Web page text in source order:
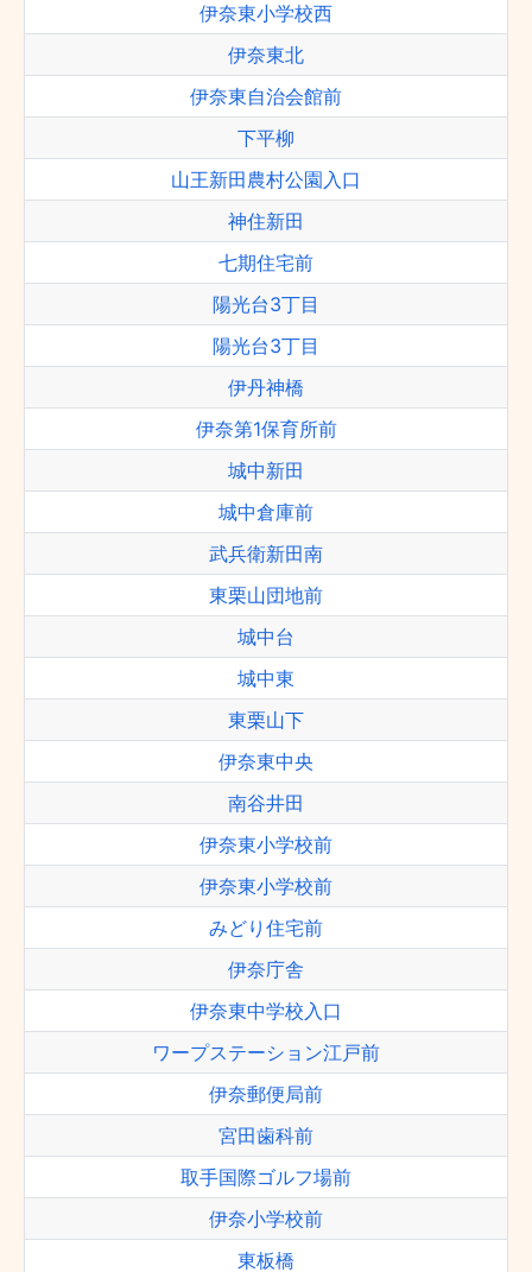
伊奈東小学校西
伊奈東北
伊奈東自治会館前
下平柳
山王新田農村公園入口
神住新田
七期住宅前
陽光台3丁目
陽光台3丁目
伊丹神橋
伊奈第1保育所前
城中新田
城中倉庫前
武兵衛新田南
東栗山団地前
城中台
城中東
東栗山下
伊奈東中央
南谷井田
伊奈東小学校前
伊奈東小学校前
みどり住宅前
伊奈庁舎
伊奈東中学校入口
ワープステーション江戸前
伊奈郵便局前
宮田歯科前
取手国際ゴルフ場前
伊奈小学校前
東板橋